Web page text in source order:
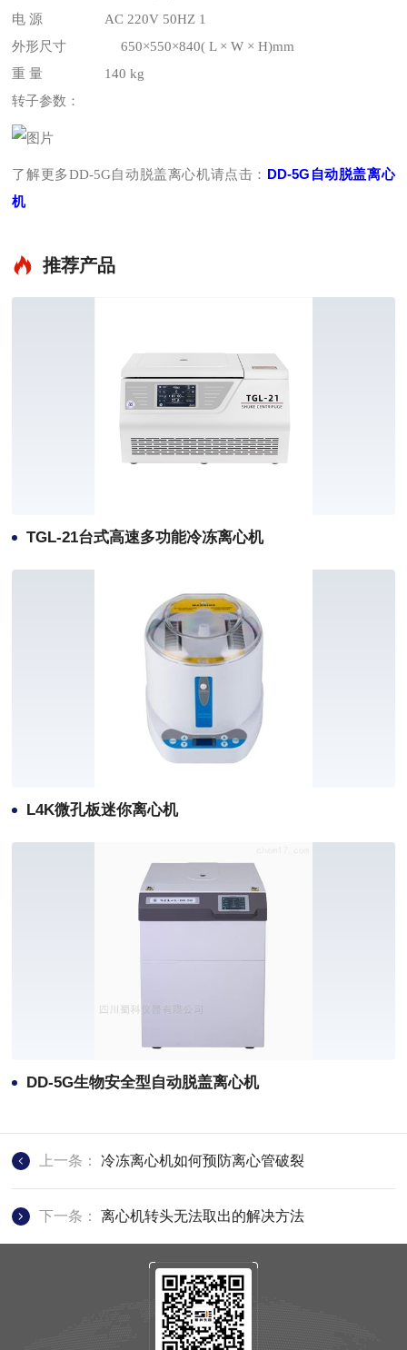
电 源 AC 220V 50HZ 1
外形尺寸 650×550×840( L × W × H)mm
重 量 140 kg
转子参数：
了解更多DD-5G自动脱盖离心机请点击： DD-5G自动脱盖离心
机
推荐产品
TGL-21台式高速多功能冷冻离心机
L4K微孔板迷你离心机
DD-5G生物安全型自动脱盖离心机
上一条：冷冻离心机如何预防离心管破裂
下一条：离心机转头无法取出的解决方法